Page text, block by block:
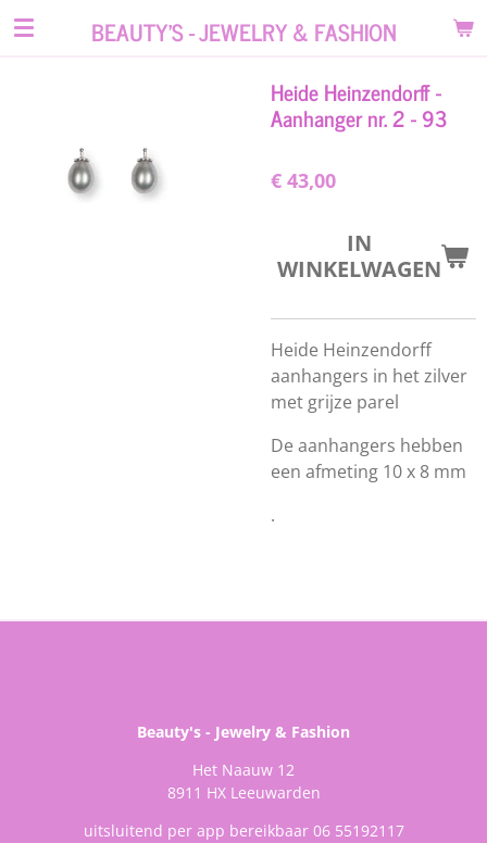
Ga
BEAUTY'S - JEWELRY & FASHION
Heide Heinzendorff -
Aanhanger nr. 2 - 93
€ 43,00
IN
WINKELWAGEN
Heide Heinzendorff
aanhangers in het zilver
met grijze parel
De aanhangers hebben
een afmeting 10 x 8 mm
.
Beauty's - Jewelry & Fashion
Het Naauw 12
8911 HX Leeuwarden
uitsluitend per app bereikbaar 06 55192117